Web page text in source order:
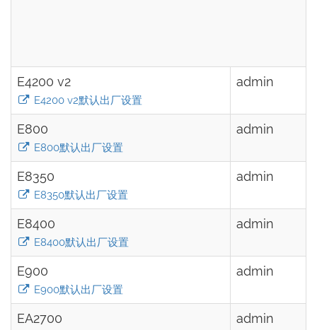
E4200 v2
E4200 v2默认出厂设置
admin
E800
E800默认出厂设置
admin
E8350
E8350默认出厂设置
admin
E8400
E8400默认出厂设置
admin
E900
E900默认出厂设置
admin
EA2700 admin